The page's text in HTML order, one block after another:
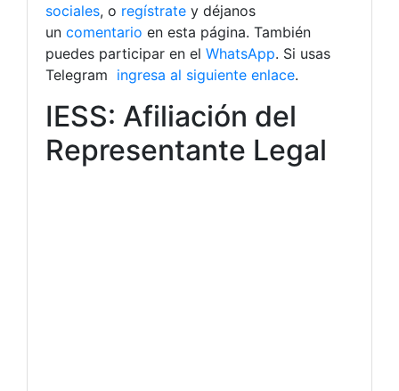
sociales, o regístrate y déjanos
un comentario en esta página. También
puedes participar en el WhatsApp. Si usas
Telegram ingresa al siguiente enlace.
IESS: Afiliación del
Representante Legal